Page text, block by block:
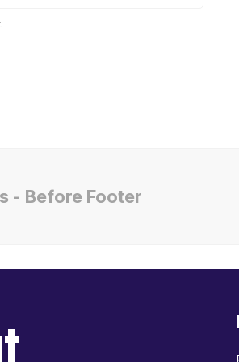
- Before Footer